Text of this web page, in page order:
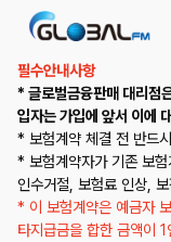
필수안내사항
* 글로벌금융판매 대리점
입자는 가입에 앞서 이에
* 보험계약 체결 전 반드
* 보험계약자가 기존 보
인수거절, 보험료 인상,
* 이 보험계약은 예금자
타지급금을 합한 금액이